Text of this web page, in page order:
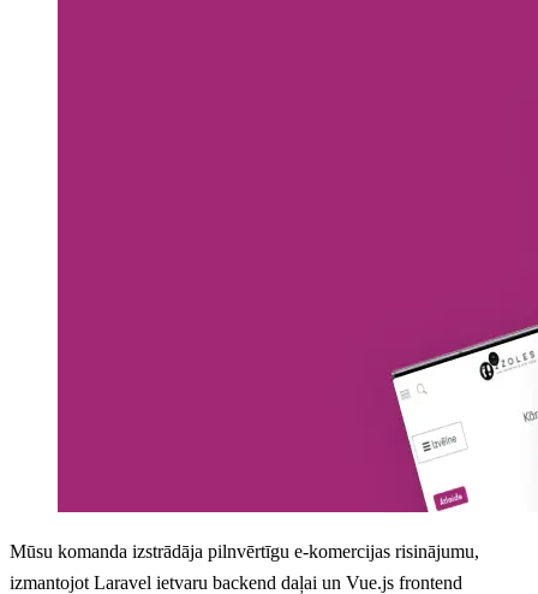
Mūsu komanda izstrādāja pilnvērtīgu e-komercijas risinājumu,
izmantojot Laravel ietvaru backend daļai un Vue.js frontend